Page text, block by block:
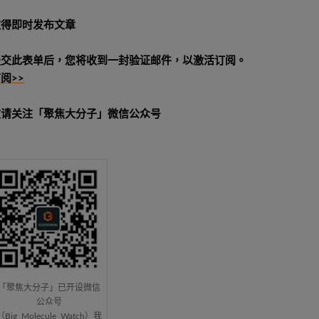
即时发布文章
此表单后，您将收到一封验证邮件，以激活订阅。
>>
关注「聚焦大分子」微信公众号
聚焦大分子」已开设微信
公众号
Big_Molecule_Watch）我